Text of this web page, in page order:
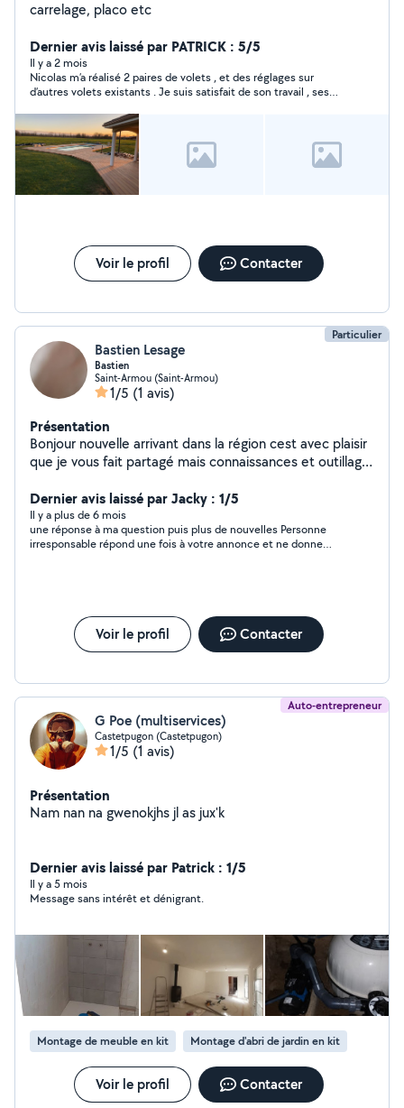
carrelage, placo etc
Dernier avis laissé par PATRICK : 5/5
Il y a 2 mois
Nicolas m’a réalisé 2 paires de volets , et des réglages sur
d’autres volets existants . Je suis satisfait de son travail , ses
Voir le profil Contacter
Particulier
Bastien Lesage
Bastien
Saint-Armou (Saint-Armou)
1/5 (1 avis)
Présentation
Bonjour nouvelle arrivant dans la région cest avec plaisir
que je vous fait partagé mais connaissances et outillage
Dernier avis laissé par Jacky : 1/5
Il y a plus de 6 mois
une réponse à ma question puis plus de nouvelles Personne
irresponsable répond une fois à votre annonce et ne donne
Voir le profil Contacter
Auto-entrepreneur
G Poe (multiservices)
Castetpugon (Castetpugon)
1/5 (1 avis)
Présentation
Nam nan na gwenokjhs jl as jux'k
Dernier avis laissé par Patrick : 1/5
Il y a 5 mois
Message sans intérêt et dénigrant.
Montage de meuble en kit Montage d'abri de jardin en kit
Voir le profil Contacter